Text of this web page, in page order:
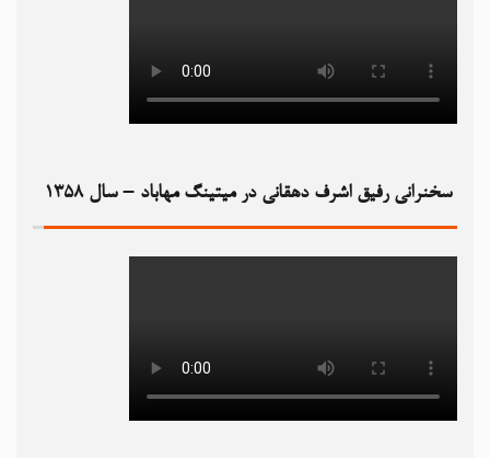
سخنرانی رفیق اشرف دهقانی در میتینگ مهاباد – سال ۱۳۵۸